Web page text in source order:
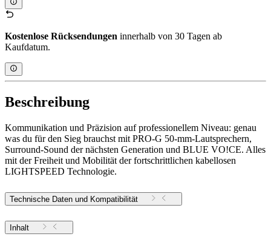
Kostenlose Rücksendungen innerhalb von 30 Tagen ab
Kaufdatum.
Beschreibung
Kommunikation und Präzision auf professionellem Niveau: genau
was du für den Sieg brauchst mit PRO-G 50-mm-Lautsprechern,
Surround-Sound der nächsten Generation und BLUE VO!CE. Alles
mit der Freiheit und Mobilität der fortschrittlichen kabellosen
LIGHTSPEED Technologie.
Technische Daten und Kompatibilität
Inhalt